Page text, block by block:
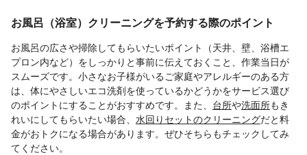
お風呂（浴室）クリーニングを予約する際のポイント
お風呂の広さや掃除してもらいたいポイント（天井、壁、浴槽エ
プロン内など）をしっかりと事前に伝えておくこと、作業当日が
スムーズです。小さなお子様がいるご家庭やアレルギーのある方
は、体にやさしいエコ洗剤を使っているかどうかをサービス選び
のポイントにすることがおすすめです。また、 台所や洗面所もき
れいにしてもらいたい場合、 水回りセットのクリーニングだと料
金がおトクになる場合があります。ぜひそちらもチェックしてみ
てください。